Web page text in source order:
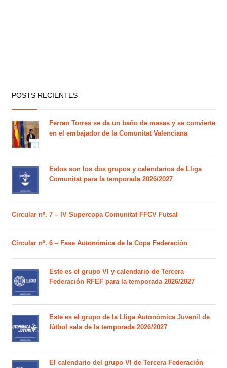
POSTS RECIENTES
Ferran Torres se da un baño de masas y se convierte
en el embajador de la Comunitat Valenciana
Estos son los dos grupos y calendarios de Lliga
Comunitat para la temporada 2026/2027
Circular nº. 7 – IV Supercopa Comunitat FFCV Futsal
Circular nº. 6 – Fase Autonómica de la Copa Federación
Este es el grupo VI y calendario de Tercera
Federación RFEF para la temporada 2026/2027
Este es el grupo de la Lliga Autonòmica Juvenil de
fútbol sala de la temporada 2026/2027
El calendario del grupo VI de Tercera Federación